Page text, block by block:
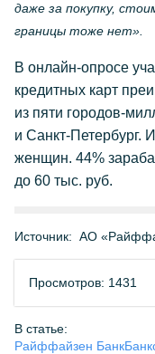
даже за покупку,
границы тоже нет».
В онлайн-опросе
кредитных карт
из пяти городов-
и Санкт-Петербург.
женщин. 44%
до 60 тыс. руб.
Источник: АО
Просмотров: 1431
В статье:
Райффайзен Банк